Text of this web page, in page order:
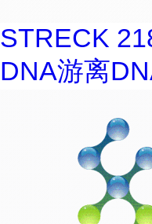
STRECK
DNA游离